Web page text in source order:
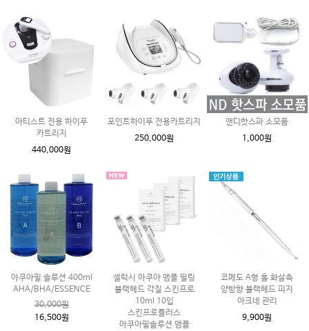
아티스트 전용 하이푸
카트리지
440,000원
포인트하이푸 전용카트리지
250,000원
앤디핫스파 소모품
1,000원
아쿠아필 솔루션 400ml
AHA/BHA/ESSENCE
30,000원
16,500원
셀럭시 아쿠아 앰플 필링
블랙헤드 각질 스킨프로
10ml 10입
스킨프로플러스
아쿠아필솔루션 앰플
코메도 A형 홀 화살촉
양방향 블랙헤드 피지
아크네 관리
9,900원